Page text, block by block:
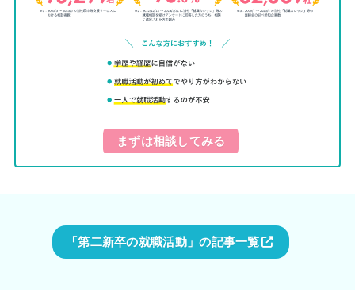
まずは相談してみる
「第二新卒の就職活動」の記事一覧